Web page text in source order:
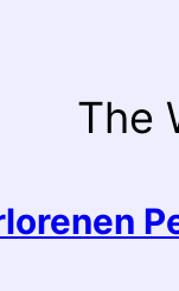
The